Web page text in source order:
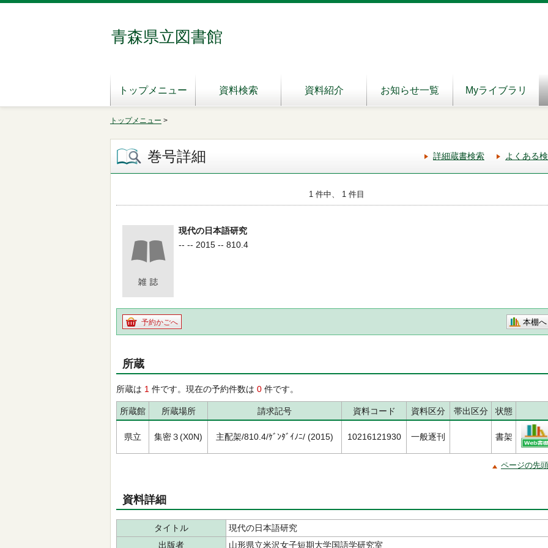
青森県立図書館
トップメニュー 資料検索 資料紹介 お知らせ一覧 Myライブラリ
トップメニュー >
巻号詳細 詳細蔵書検索 よくある
1 件中、 1 件目
現代の日本語研究
-- -- 2015 -- 810.4
予約かごへ 本棚へ
所蔵
所蔵は 1 件です。現在の予約件数は 0 件です。
所蔵館 所蔵場所 請求記号 資料コード 資料区分 帯出区分 状態
県立 集密３(X0N) 主配架/810.4/ｹﾞﾝﾀﾞｲﾉﾆ/ (2015) 10216121930 一般逐刊 書架
ページの先
資料詳細
タイトル
現代の日本語研究
出版者
山形県立米沢女子短期大学国語学研究室